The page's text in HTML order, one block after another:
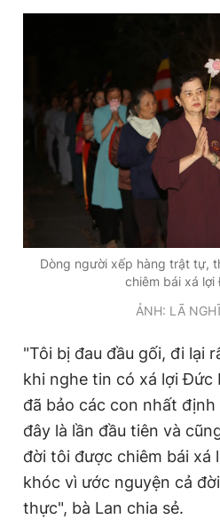
Dòng người xếp hàng trật tự,
chiêm bái xá lợi
ẢNH: LÃ
"Tôi bị đau đầu gối, đi lại
khi nghe tin có xá lợi Đức
đã bảo các con nhất
đây là lần đầu tiên và
đời tôi được chiêm bái xá
khóc vì ước nguyện cả
thực", bà Lan chia sẻ.